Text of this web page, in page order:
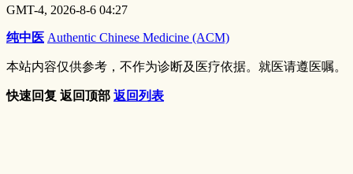
GMT-4, 2026-8-6 04:27
纯中医 Authentic Chinese Medicine (ACM)
本站内容仅供参考，不作为诊断及医疗依据。就医请遵医嘱。
快速回复 返回顶部 返回列表